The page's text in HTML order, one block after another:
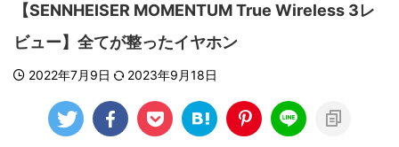
【SENNHEISER MOMENTUM True Wireless 3レ
ビュー】全てが整ったイヤホン
2022年7月9日 2023年9月18日